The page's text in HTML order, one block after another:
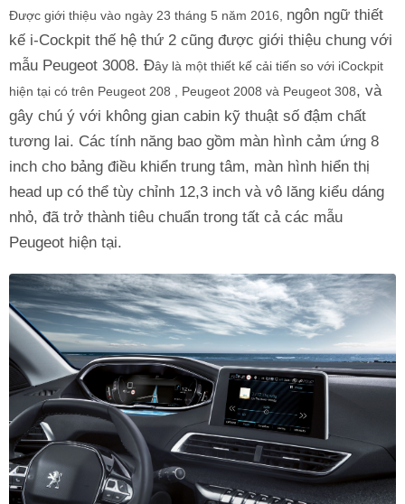
Được giới thiệu vào ngày 23 tháng 5 năm 2016, ngôn ngữ thiết
kế i-Cockpit thế hệ thứ 2 cũng được giới thiệu chung với
mẫu Peugeot 3008. Đây là một thiết kế cải tiến so với iCockpit
hiện tại có trên Peugeot 208 , Peugeot 2008 và Peugeot 308, và
gây chú ý với không gian cabin kỹ thuật số đậm chất
tương lai. Các tính năng bao gồm màn hình cảm ứng 8
inch cho bảng điều khiển trung tâm, màn hình hiển thị
head up có thể tùy chỉnh 12,3 inch và vô lăng kiểu dáng
nhỏ, đã trở thành tiêu chuẩn trong tất cả các mẫu
Peugeot hiện tại.